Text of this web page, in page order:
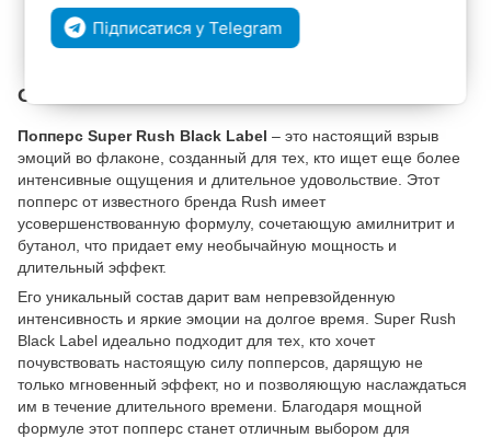
В избранное
Описание
Попперс Super Rush Black Label – это настоящий взрыв
эмоций во флаконе, созданный для тех, кто ищет еще более
интенсивные ощущения и длительное удовольствие. Этот
попперс от известного бренда Rush имеет
усовершенствованную формулу, сочетающую амилнитрит и
бутанол, что придает ему необычайную мощность и
длительный эффект.
Его уникальный состав дарит вам непревзойденную
интенсивность и яркие эмоции на долгое время. Super Rush
Black Label идеально подходит для тех, кто хочет
почувствовать настоящую силу попперсов, дарящую не
только мгновенный эффект, но и позволяющую наслаждаться
им в течение длительного времени. Благодаря мощной
формуле этот попперс станет отличным выбором для
Підписатися у Telegram